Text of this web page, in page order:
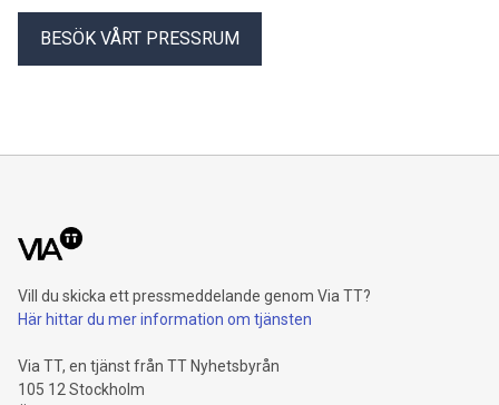
BESÖK VÅRT PRESSRUM
Vill du skicka ett pressmeddelande genom Via TT?
Här hittar du mer information om tjänsten
Via TT, en tjänst från TT Nyhetsbyrån
105 12 Stockholm